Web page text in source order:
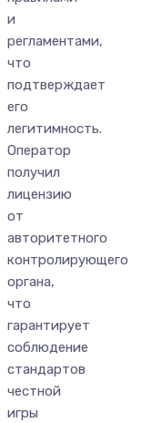
и
регламентами,
что
подтверждает
его
легитимность.
Оператор
получил
лицензию
от
авторитетного
контролирующего
органа,
что
гарантирует
соблюдение
стандартов
честной
игры